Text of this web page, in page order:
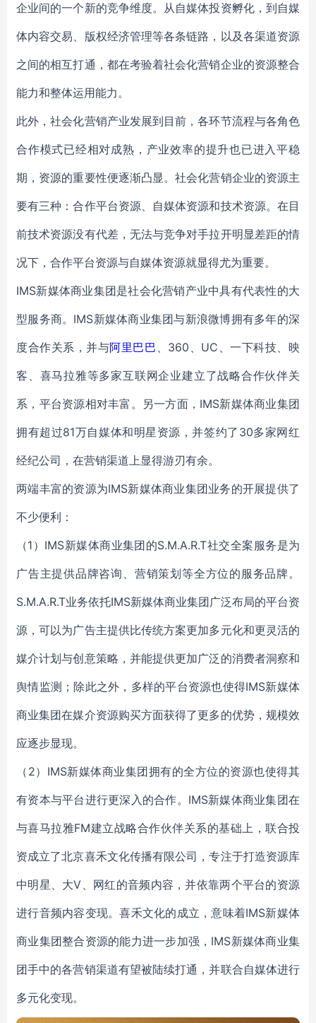
企业间的一个新的竞争维度。从自媒体投资孵化，到自媒
体内容交易、版权经济管理等各条链路，以及各渠道资源
之间的相互打通，都在考验着社会化营销企业的资源整合
能力和整体运用能力。
此外，社会化营销产业发展到目前，各环节流程与各角色
合作模式已经相对成熟，产业效率的提升也已进入平稳
期，资源的重要性便逐渐凸显。社会化营销企业的资源主
要有三种：合作平台资源、自媒体资源和技术资源。在目
前技术资源没有代差，无法与竞争对手拉开明显差距的情
况下，合作平台资源与自媒体资源就显得尤为重要。
IMS新媒体商业集团是社会化营销产业中具有代表性的大
型服务商。IMS新媒体商业集团与新浪微博拥有多年的深
度合作关系，并与阿里巴巴 、360、UC、一下科技、映
客、喜马拉雅等多家互联网企业建立了战略合作伙伴关
系，平台资源相对丰富。另一方面，IMS新媒体商业集团
拥有超过81万自媒体和明星资源，并签约了30多家网红
经纪公司，在营销渠道上显得游刃有余。
两端丰富的资源为IMS新媒体商业集团业务的开展提供了
不少便利：
（1）IMS新媒体商业集团的S.M.A.R.T社交全案服务是为
广告主提供品牌咨询、营销策划等全方位的服务品牌。
S.M.A.R.T业务依托IMS新媒体商业集团广泛布局的平台资
源，可以为广告主提供比传统方案更加多元化和更灵活的
媒介计划与创意策略，并能提供更加广泛的消费者洞察和
舆情监测；除此之外，多样的平台资源也使得IMS新媒体
商业集团在媒介资源购买方面获得了更多的优势，规模效
应逐步显现。
（2）IMS新媒体商业集团拥有的全方位的资源也使得其
有资本与平台进行更深入的合作。IMS新媒体商业集团在
与喜马拉雅FM建立战略合作伙伴关系的基础上，联合投
资成立了北京喜禾文化传播有限公司，专注于打造资源库
中明星、大V、网红的音频内容，并依靠两个平台的资源
进行音频内容变现。喜禾文化的成立，意味着IMS新媒体
商业集团整合资源的能力进一步加强，IMS新媒体商业集
团手中的各营销渠道有望被陆续打通，并联合自媒体进行
多元化变现。